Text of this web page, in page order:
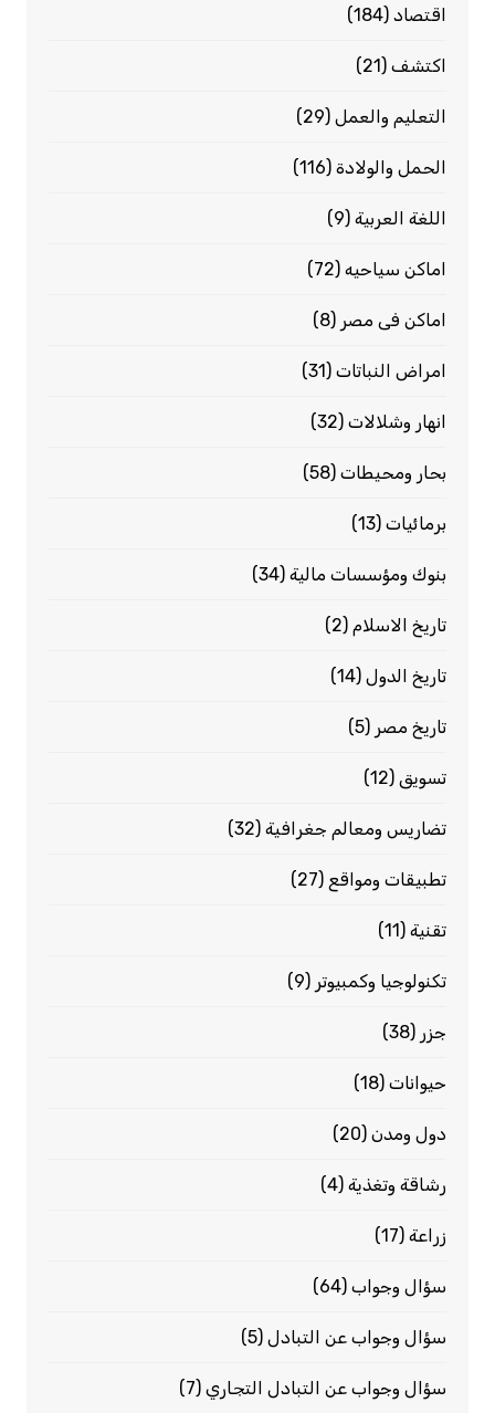
اقتصاد(184)
اكتشف(21)
التعليم والعمل(29)
الحمل والولادة(116)
اللغة العربية(9)
اماكن سياحيه(72)
اماكن فى مصر (8)
امراض النباتات(31)
انهار وشلالات(32)
بحار ومحيطات(58)
برمائيات(13)
بنوك ومؤسسات مالية(34)
تاريخ الاسلام (2)
تاريخ الدول(14)
تاريخ مصر (5)
تسويق (12)
تضاريس ومعالم جغرافية(32)
تطبيقات ومواقع (27)
تقنية(11)
تكنولوجيا وكمبيوتر (9)
جزر (38)
حيوانات(18)
دول ومدن(20)
رشاقة وتغذية(4)
زراعة(17)
سؤال وجواب(64)
سؤال وجواب عن التبادل(5)
سؤال وجواب عن التبادل التجاري(7)